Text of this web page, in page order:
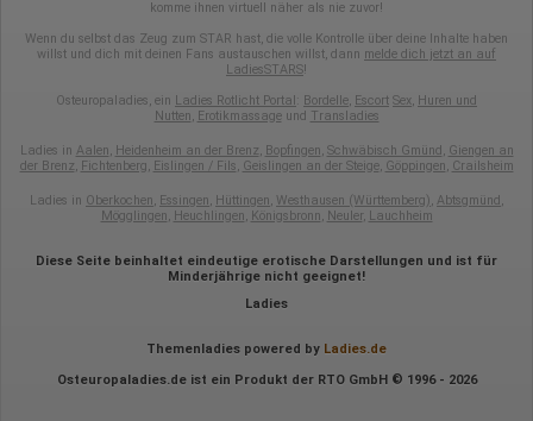
Bildschirmauflösung
Sprachinformationen
Klicks
Domain-Name
Eindeutige Benutzerkennung
Antworten auf Umfragen
Ort der Verarbeitung:
Europäische Union
Art. 6 Abs. 1 S. 1 lit. a DSGVO
komme ihnen virtuell näher als nie zuvor!
Wenn du selbst das Zeug zum STAR hast, die volle Kontrolle über deine Inhalte haben
willst und dich mit deinen Fans austauschen willst, dann melde dich jetzt an auf
LadiesSTARS!
Osteuropaladies, ein Ladies Rotlicht Portal Bordelle, Escort Sex, Huren und
Nutten, Erotikmassageund Transladies
Ladies in Aalen, Heidenheim an der Brenz, Bopfingen, Schwäbisch Gmünd, Giengen an
der Brenz, Fichtenberg, Eislingen / Fils, Geislingen an der Steige, Göppingen, Crailsheim
Ladies in Oberkochen, Essingen, Hüttingen, Westhausen (Württemberg), Abtsgmünd,
Mögglingen, Heuchlingen, Königsbronn, Neuler, Lauchheim
Diese Seite beinhaltet eindeutige erotische Darstellungen und ist für
Minderjährige nicht geeignet!
Ladies
Themenladies powered by Ladies.de
Osteuropaladies.de ist ein Produkt der RTO GmbH © 1996 - 2026